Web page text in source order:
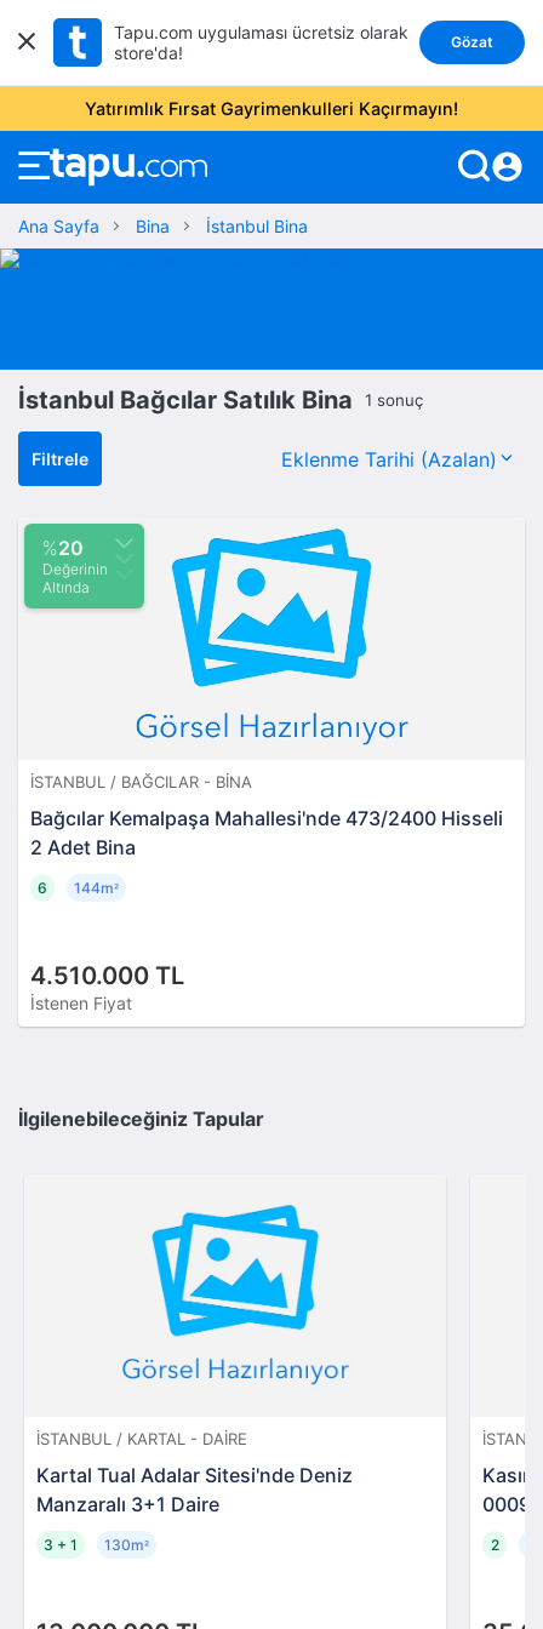
Tapu.com uygulaması ücretsiz olarak
store'da!
Gözat
Yatırımlık Fırsat Gayrimenkulleri Kaçırmayın!
account_circle
Ana Sayfa Bina İstanbul Bina
İstanbul Bağcılar Satılık Bina 1 sonuç
Filtrele
%20
Değerinin
Altında
İSTANBUL / BAĞCILAR - BINA
Bağcılar Kemalpaşa Mahallesi'nde 473/2400 Hisseli
2 Adet Bina
4.510.000 TL
İstenen Fiyat
6 144m²
İlgilenebileceğiniz Tapular
İSTANBUL / KARTAL - DAIRE
Kartal Tual Adalar Sitesi'nde Deniz
Manzaralı 3+1 Daire
3 + 1 130m² 2